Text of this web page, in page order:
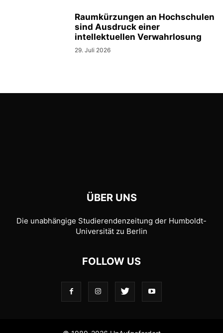
Raumkürzungen an Hochschulen
sind Ausdruck einer
intellektuellen Verwahrlosung
29. Juli 2026
ÜBER UNS
Die unabhängige Studierendenzeitung der Humboldt-
Universität zu Berlin
FOLLOW US